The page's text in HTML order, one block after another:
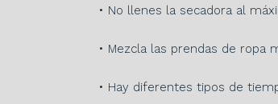
• No llenes la secadora al
• Mezcla las prendas de ropa
• Hay diferentes tipos de